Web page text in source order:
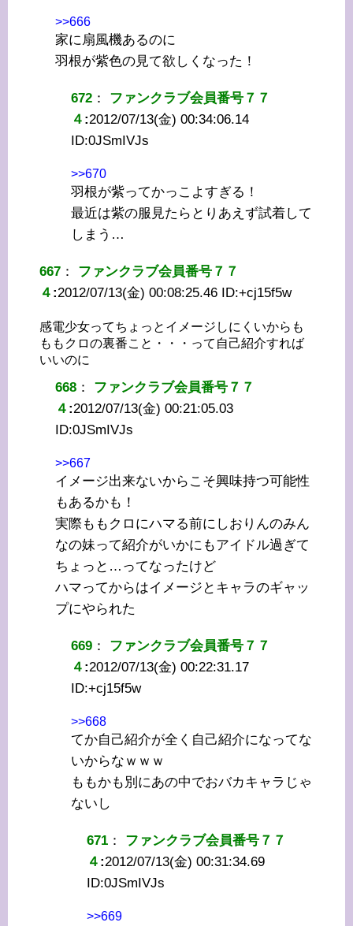
>>666
家に扇風機あるのに
羽根が紫色の見て欲しくなった！
672 ： ファンクラブ会員番号７７
４ :2012/07/13(金) 00:34:06.14
ID:0JSmIVJs
>>670
羽根が紫ってかっこよすぎる！
最近は紫の服見たらとりあえず試着して
しまう…
667 ： ファンクラブ会員番号７７
４ :2012/07/13(金) 00:08:25.46 ID:+cj15f5w
感電少女ってちょっとイメージしにくいからも
ももクロの裏番こと・・・って自己紹介すれば
いいのに
668 ： ファンクラブ会員番号７７
４ :2012/07/13(金) 00:21:05.03
ID:0JSmIVJs
>>667
イメージ出来ないからこそ興味持つ可能性
もあるかも！
実際ももクロにハマる前にしおりんのみん
なの妹って紹介がいかにもアイドル過ぎて
ちょっと…ってなったけど
ハマってからはイメージとキャラのギャッ
プにやられた
669 ： ファンクラブ会員番号７７
４ :2012/07/13(金) 00:22:31.17
ID:+cj15f5w
>>668
てか自己紹介が全く自己紹介になってな
いからなｗｗｗ
ももかも別にあの中でおバカキャラじゃ
ないし
671 ： ファンクラブ会員番号７７
４ :2012/07/13(金) 00:31:34.69
ID:0JSmIVJs
>>669